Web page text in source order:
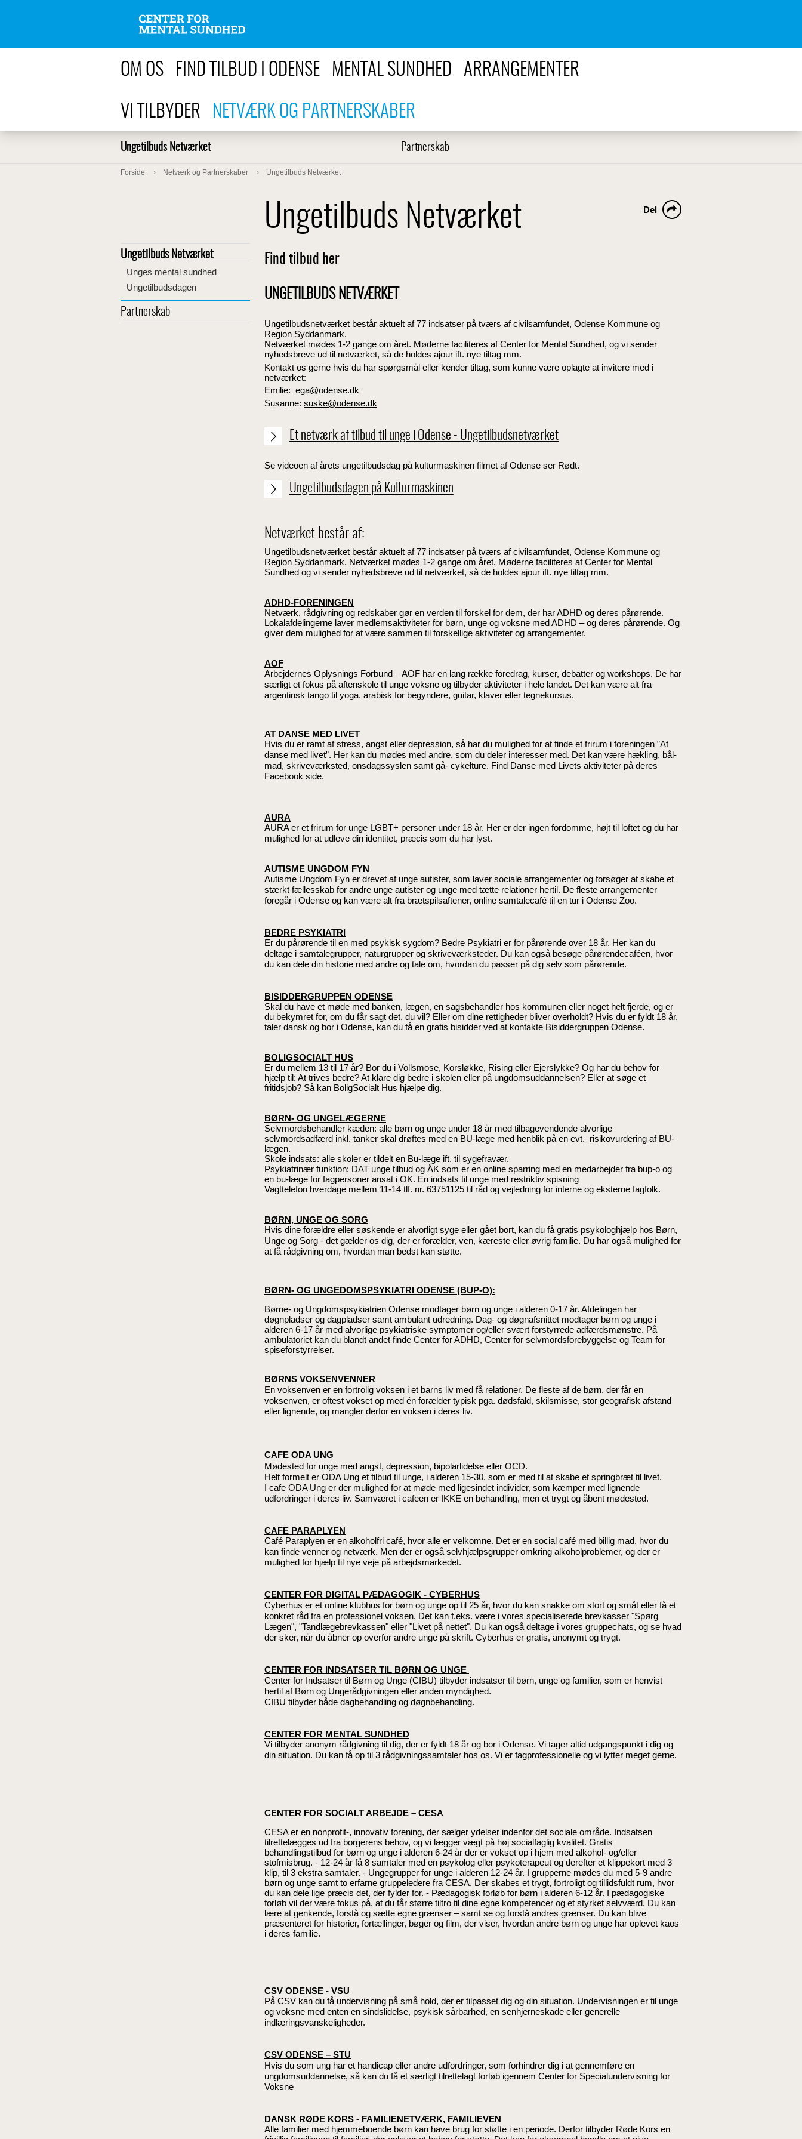
OM OS FIND TILBUD I ODENSE MENTAL SUNDHED ARRANGEMENTER
VI TILBYDER NETVÆRK OG PARTNERSKABER
Ungetilbuds Netværket Partnerskab
Forside Netværk og Partnerskaber Ungetilbuds Netværket
Ungetilbuds Netværket
Unges mental sundhed
Ungetilbudsdagen
Partnerskab
Ungetilbuds Netværket Del
Find tilbud her
UNGETILBUDS NETVÆRKET
Ungetilbudsnetværket består aktuelt af 77 indsatser på tværs af civilsamfundet, Odense Kommune og
Region Syddanmark.
Netværket mødes 1-2 gange om året. Møderne faciliteres af Center for Mental Sundhed, og vi sender
nyhedsbreve ud til netværket, så de holdes ajour ift. nye tiltag mm.
Kontakt os gerne hvis du har spørgsmål eller kender tiltag, som kunne være oplagte at invitere med i
netværket:
Emilie: ega@odense.dk
Susanne: suske@odense.dk
Et netværk af tilbud til unge i Odense - Ungetilbudsnetværket
Se videoen af årets ungetilbudsdag på kulturmaskinen filmet af Odense ser Rødt.
Ungetilbudsdagen på Kulturmaskinen
Netværket består af:
Ungetilbudsnetværket består aktuelt af 77 indsatser på tværs af civilsamfundet, Odense Kommune og
Region Syddanmark. Netværket mødes 1-2 gange om året. Møderne faciliteres af Center for Mental
Sundhed og vi sender nyhedsbreve ud til netværket, så de holdes ajour ift. nye tiltag mm.
ADHD-FORENINGEN
Netværk, rådgivning og redskaber gør en verden til forskel for dem, der har ADHD og deres pårørende.
Lokalafdelingerne laver medlemsaktiviteter for børn, unge og voksne med ADHD – og deres pårørende. Og
giver dem mulighed for at være sammen til forskellige aktiviteter og arrangementer.
AOF
Arbejdernes Oplysnings Forbund – AOF har en lang række foredrag, kurser, debatter og workshops. De har
særligt et fokus på aftenskole til unge voksne og tilbyder aktiviteter i hele landet. Det kan være alt fra
argentinsk tango til yoga, arabisk for begyndere, guitar, klaver eller tegnekursus.
AT DANSE MED LIVET
Hvis du er ramt af stress, angst eller depression, så har du mulighed for at finde et frirum i foreningen ”At
danse med livet”. Her kan du mødes med andre, som du deler interesser med. Det kan være hækling, bål-
mad, skriveværksted, onsdagssyslen samt gå- cykelture. Find Danse med Livets aktiviteter på deres
Facebook side.
AURA
AURA er et frirum for unge LGBT+ personer under 18 år. Her er der ingen fordomme, højt til loftet og du har
mulighed for at udleve din identitet, præcis som du har lyst.
AUTISME UNGDOM FYN
Autisme Ungdom Fyn er drevet af unge autister, som laver sociale arrangementer og forsøger at skabe et
stærkt fællesskab for andre unge autister og unge med tætte relationer hertil. De fleste arrangementer
foregår i Odense og kan være alt fra brætspilsaftener, online samtalecafé til en tur i Odense Zoo.
BEDRE PSYKIATRI
Er du pårørende til en med psykisk sygdom? Bedre Psykiatri er for pårørende over 18 år. Her kan du
deltage i samtalegrupper, naturgrupper og skriveværksteder. Du kan også besøge pårørendecaféen, hvor
du kan dele din historie med andre og tale om, hvordan du passer på dig selv som pårørende.
BISIDDERGRUPPEN ODENSE
Skal du have et møde med banken, lægen, en sagsbehandler hos kommunen eller noget helt fjerde, og er
du bekymret for, om du får sagt det, du vil? Eller om dine rettigheder bliver overholdt? Hvis du er fyldt 18 år,
taler dansk og bor i Odense, kan du få en gratis bisidder ved at kontakte Bisiddergruppen Odense.
BOLIGSOCIALT HUS
Er du mellem 13 til 17 år? Bor du i Vollsmose, Korsløkke, Rising eller Ejerslykke? Og har du behov for
hjælp til: At trives bedre? At klare dig bedre i skolen eller på ungdomsuddannelsen? Eller at søge et
fritidsjob? Så kan BoligSocialt Hus hjælpe dig.
BØRN- OG UNGELÆGERNE
Selvmordsbehandler kæden: alle børn og unge under 18 år med tilbagevendende alvorlige
selvmordsadfærd inkl. tanker skal drøftes med en BU-læge med henblik på en evt. risikovurdering af BU-
lægen.
Skole indsats: alle skoler er tildelt en Bu-læge ift. til sygefravær.
Psykiatrinær funktion: DAT unge tilbud og ÅK som er en online sparring med en medarbejder fra bup-o og
en bu-læge for fagpersoner ansat i OK. En indsats til unge med restriktiv spisning
Vagttelefon hverdage mellem 11-14 tlf. nr. 63751125 til råd og vejledning for interne og eksterne fagfolk.
BØRN, UNGE OG SORG
Hvis dine forældre eller søskende er alvorligt syge eller gået bort, kan du få gratis psykologhjælp hos Børn,
Unge og Sorg - det gælder os dig, der er forælder, ven, kæreste eller øvrig familie. Du har også mulighed for
at få rådgivning om, hvordan man bedst kan støtte.
BØRN- OG UNGEDOMSPSYKIATRI ODENSE (BUP-O):
Børne- og Ungdomspsykiatrien Odense modtager børn og unge i alderen 0-17 år. Afdelingen har
døgnpladser og dagpladser samt ambulant udredning. Dag- og døgnafsnittet modtager børn og unge i
alderen 6-17 år med alvorlige psykiatriske symptomer og/eller svært forstyrrede adfærdsmønstre. På
ambulatoriet kan du blandt andet finde Center for ADHD, Center for selvmordsforebyggelse og Team for
spiseforstyrrelser.
BØRNS VOKSENVENNER
En voksenven er en fortrolig voksen i et barns liv med få relationer. De fleste af de børn, der får en
voksenven, er oftest vokset op med én forælder typisk pga. dødsfald, skilsmisse, stor geografisk afstand
eller lignende, og mangler derfor en voksen i deres liv.
CAFE ODA UNG
Mødested for unge med angst, depression, bipolarlidelse eller OCD.
Helt formelt er ODA Ung et tilbud til unge, i alderen 15-30, som er med til at skabe et springbræt til livet.
I cafe ODA Ung er der mulighed for at møde med ligesindet individer, som kæmper med lignende
udfordringer i deres liv. Samværet i cafeen er IKKE en behandling, men et trygt og åbent mødested.
CAFE PARAPLYEN
Café Paraplyen er en alkoholfri café, hvor alle er velkomne. Det er en social café med billig mad, hvor du
kan finde venner og netværk. Men der er også selvhjælpsgrupper omkring alkoholproblemer, og der er
mulighed for hjælp til nye veje på arbejdsmarkedet.
CENTER FOR DIGITAL PÆDAGOGIK - CYBERHUS
Cyberhus er et online klubhus for børn og unge op til 25 år, hvor du kan snakke om stort og småt eller få et
konkret råd fra en professionel voksen. Det kan f.eks. være i vores specialiserede brevkasser "Spørg
Lægen", "Tandlægebrevkassen" eller "Livet på nettet". Du kan også deltage i vores gruppechats, og se hvad
der sker, når du åbner op overfor andre unge på skrift. Cyberhus er gratis, anonymt og trygt.
CENTER FOR INDSATSER TIL BØRN OG UNGE
Center for Indsatser til Børn og Unge (CIBU) tilbyder indsatser til børn, unge og familier, som er henvist
hertil af Børn og Ungerådgivningen eller anden myndighed.
CIBU tilbyder både dagbehandling og døgnbehandling.
CENTER FOR MENTAL SUNDHED
Vi tilbyder anonym rådgivning til dig, der er fyldt 18 år og bor i Odense. Vi tager altid udgangspunkt i dig og
din situation. Du kan få op til 3 rådgivningssamtaler hos os. Vi er fagprofessionelle og vi lytter meget gerne.
CENTER FOR SOCIALT ARBEJDE – CESA
CESA er en nonprofit-, innovativ forening, der sælger ydelser indenfor det sociale område. Indsatsen
tilrettelægges ud fra borgerens behov, og vi lægger vægt på høj socialfaglig kvalitet. Gratis
behandlingstilbud for børn og unge i alderen 6-24 år der er vokset op i hjem med alkohol- og/eller
stofmisbrug. - 12-24 år få 8 samtaler med en psykolog eller psykoterapeut og derefter et klippekort med 3
klip, til 3 ekstra samtaler. - Ungegrupper for unge i alderen 12-24 år. I grupperne mødes du med 5-9 andre
børn og unge samt to erfarne gruppeledere fra CESA. Der skabes et trygt, fortroligt og tillidsfuldt rum, hvor
du kan dele lige præcis det, der fylder for. - Pædagogisk forløb for børn i alderen 6-12 år. I pædagogiske
forløb vil der være fokus på, at du får større tiltro til dine egne kompetencer og et styrket selvværd. Du kan
lære at genkende, forstå og sætte egne grænser – samt se og forstå andres grænser. Du kan blive
præsenteret for historier, fortællinger, bøger og film, der viser, hvordan andre børn og unge har oplevet kaos
i deres familie.
CSV ODENSE - VSU
På CSV kan du få undervisning på små hold, der er tilpasset dig og din situation. Undervisningen er til unge
og voksne med enten en sindslidelse, psykisk sårbarhed, en senhjerneskade eller generelle
indlæringsvanskeligheder.
CSV ODENSE – STU
Hvis du som ung har et handicap eller andre udfordringer, som forhindrer dig i at gennemføre en
ungdomsuddannelse, så kan du få et særligt tilrettelagt forløb igennem Center for Specialundervisning for
Voksne
DANSK RØDE KORS - FAMILIENETVÆRK, FAMILIEVEN
Alle familier med hjemmeboende børn kan have brug for støtte i en periode. Derfor tilbyder Røde Kors en